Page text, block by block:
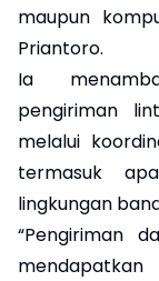
maupun
Priantoro.
Ia
pengiriman
melalui
termasuk
lingkungan
“Pengiriman